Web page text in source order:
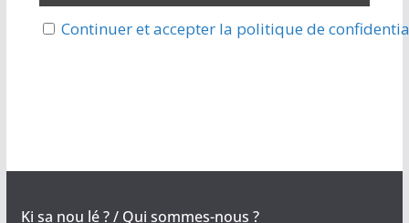
Continuer et accepter la politique de
Ki sa nou lé ? / Qui sommes-nous ?